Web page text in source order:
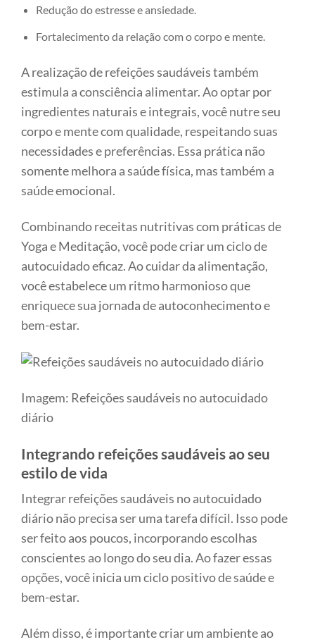
Redução do estresse e ansiedade.
Fortalecimento da relação com o corpo e mente.
A realização de refeições saudáveis também
estimula a consciência alimentar. Ao optar por
ingredientes naturais e integrais, você nutre seu
corpo e mente com qualidade, respeitando suas
necessidades e preferências. Essa prática não
somente melhora a saúde física, mas também a
saúde emocional.
Combinando receitas nutritivas com práticas de
Yoga e Meditação, você pode criar um ciclo de
autocuidado eficaz. Ao cuidar da alimentação,
você estabelece um ritmo harmonioso que
enriquece sua jornada de autoconhecimento e
bem-estar.
Imagem: Refeições saudáveis no autocuidado
diário
Integrando refeições saudáveis ao seu
estilo de vida
Integrar refeições saudáveis no autocuidado
diário não precisa ser uma tarefa difícil. Isso pode
ser feito aos poucos, incorporando escolhas
conscientes ao longo do seu dia. Ao fazer essas
opções, você inicia um ciclo positivo de saúde e
bem-estar.
Além disso, é importante criar um ambiente ao